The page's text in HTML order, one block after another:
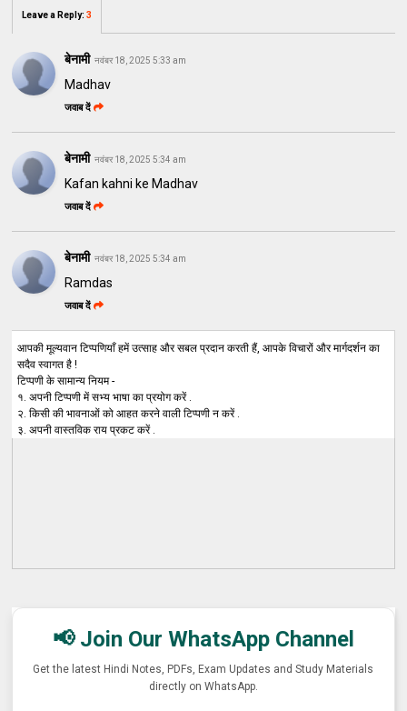
Leave a Reply:3
बेनामी नवंबर 18, 2025 5:33 am
Madhav
जवाब दें
बेनामी नवंबर 18, 2025 5:34 am
Kafan kahni ke Madhav
जवाब दें
बेनामी नवंबर 18, 2025 5:34 am
Ramdas
जवाब दें
आपकी मूल्यवान टिप्पणियाँ हमें उत्साह और सबल प्रदान करती हैं, आपके विचारों और मार्गदर्शन का
सदैव स्वागत है !
टिप्पणी के सामान्य नियम -
१. अपनी टिप्पणी में सभ्य भाषा का प्रयोग करें .
२. किसी की भावनाओं को आहत करने वाली टिप्पणी न करें .
३. अपनी वास्तविक राय प्रकट करें .
📢 Join Our WhatsApp Channel
Get the latest Hindi Notes, PDFs, Exam Updates and Study Materials
directly on WhatsApp.